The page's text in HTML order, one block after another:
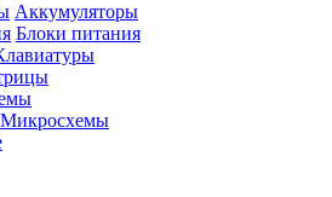
Аккумуляторы
Блоки питания
Микросхемы